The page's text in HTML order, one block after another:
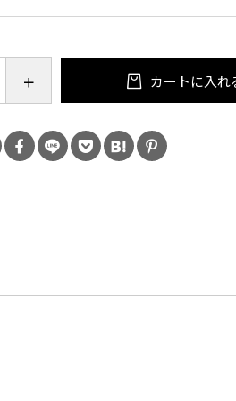
ことのできる液体洗剤です。
合成洗剤
性剤30%・アルコール系陰性イ
濯
/水1Ｌに対して2.5ml(キャップ半
お店で置いてあったのがなくな
カートに入れ